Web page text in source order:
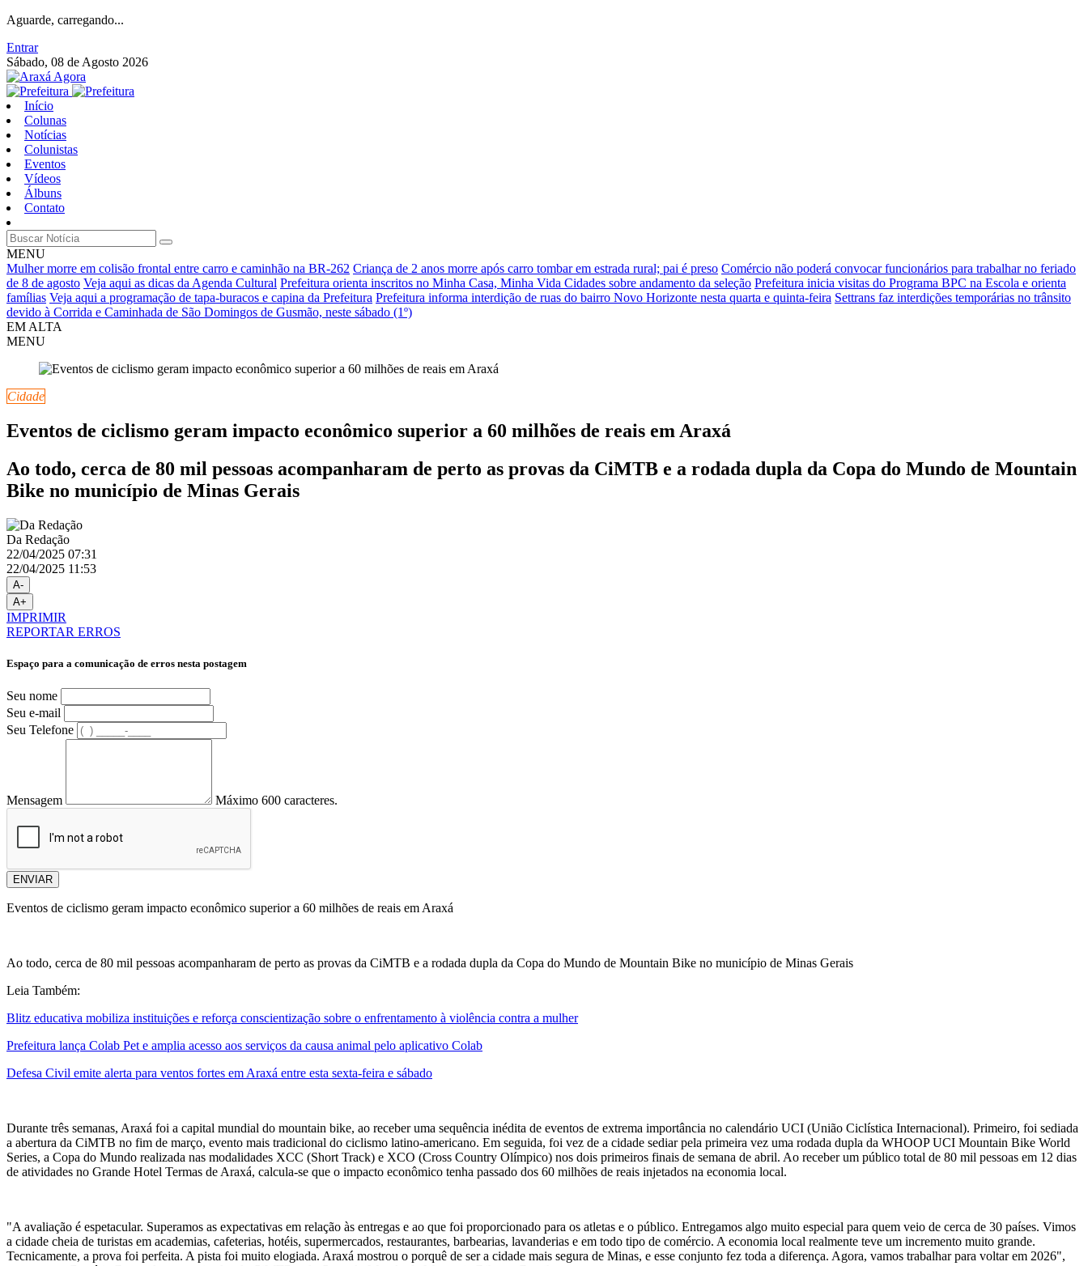
Aguarde, carregando...
Entrar
Sábado, 08 de Agosto 2026
Início
Colunas
Notícias
Colunistas
Eventos
Vídeos
Álbuns
Contato
MENU
Mulher morre em colisão frontal entre carro e caminhão na BR-262 Criança de 2 anos morre após carro tombar em estrada rural; pai é preso Comércio não poderá convocar funcionários para trabalhar no feriado
de 8 de agosto Veja aqui as dicas da Agenda Cultural Prefeitura orienta inscritos no Minha Casa, Minha Vida Cidades sobre andamento da seleção Prefeitura inicia visitas do Programa BPC na Escola e orienta
famílias Veja aqui a programação de tapa-buracos e capina da Prefeitura Prefeitura informa interdição de ruas do bairro Novo Horizonte nesta quarta e quinta-feira Settrans faz interdições temporárias no trânsito
devido à Corrida e Caminhada de São Domingos de Gusmão, neste sábado (1º)
EM ALTA
MENU
Cidade
Eventos de ciclismo geram impacto econômico superior a 60 milhões de reais em Araxá
Ao todo, cerca de 80 mil pessoas acompanharam de perto as provas da CiMTB e a rodada dupla da Copa do Mundo de Mountain
Bike no município de Minas Gerais
Da Redação
22/04/2025 07:31
22/04/2025 11:53
A-
A+
IMPRIMIR
REPORTAR ERROS
Espaço para a comunicação de erros nesta postagem
Seu nome
Seu e-mail
Seu Telefone
Mensagem Máximo 600 caracteres.
ENVIAR
Eventos de ciclismo geram impacto econômico superior a 60 milhões de reais em Araxá
Ao todo, cerca de 80 mil pessoas acompanharam de perto as provas da CiMTB e a rodada dupla da Copa do Mundo de Mountain Bike no município de Minas Gerais
Leia Também:
Blitz educativa mobiliza instituições e reforça conscientização sobre o enfrentamento à violência contra a mulher
Prefeitura lança Colab Pet e amplia acesso aos serviços da causa animal pelo aplicativo Colab
Defesa Civil emite alerta para ventos fortes em Araxá entre esta sexta-feira e sábado
Durante três semanas, Araxá foi a capital mundial do mountain bike, ao receber uma sequência inédita de eventos de extrema importância no calendário UCI (União Ciclística Internacional). Primeiro, foi sediada
a abertura da CiMTB no fim de março, evento mais tradicional do ciclismo latino-americano. Em seguida, foi vez de a cidade sediar pela primeira vez uma rodada dupla da WHOOP UCI Mountain Bike World
Series, a Copa do Mundo realizada nas modalidades XCC (Short Track) e XCO (Cross Country Olímpico) nos dois primeiros finais de semana de abril. Ao receber um público total de 80 mil pessoas em 12 dias
de atividades no Grande Hotel Termas de Araxá, calcula-se que o impacto econômico tenha passado dos 60 milhões de reais injetados na economia local.
"A avaliação é espetacular. Superamos as expectativas em relação às entregas e ao que foi proporcionado para os atletas e o público. Entregamos algo muito especial para quem veio de cerca de 30 países. Vimos
a cidade cheia de turistas em academias, cafeterias, hotéis, supermercados, restaurantes, barbearias, lavanderias e em todo tipo de comércio. A economia local realmente teve um incremento muito grande.
Tecnicamente, a prova foi perfeita. A pista foi muito elogiada. Araxá mostrou o porquê de ser a cidade mais segura de Minas, e esse conjunto fez toda a diferença. Agora, vamos trabalhar para voltar em 2026",